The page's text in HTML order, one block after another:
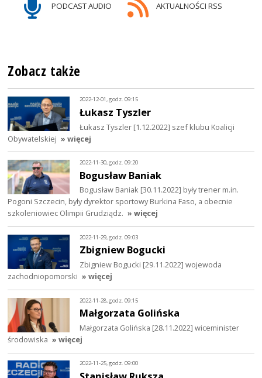
PODCAST AUDIO AKTUALNOŚCI RSS
Zobacz także
2022-12-01, godz. 09:15
Łukasz Tyszler
Łukasz Tyszler [1.12.2022] szef klubu Koalicji
Obywatelskiej » więcej
2022-11-30, godz. 09:20
Bogusław Baniak
Bogusław Baniak [30.11.2022] były trener m.in.
Pogoni Szczecin, były dyrektor sportowy Burkina Faso, a obecnie
szkoleniowiec Olimpii Grudziądz. » więcej
2022-11-29, godz. 09:03
Zbigniew Bogucki
Zbigniew Bogucki [29.11.2022] wojewoda
zachodniopomorski » więcej
2022-11-28, godz. 09:15
Małgorzata Golińska
Małgorzata Golińska [28.11.2022] wiceminister
środowiska » więcej
2022-11-25, godz. 09:00